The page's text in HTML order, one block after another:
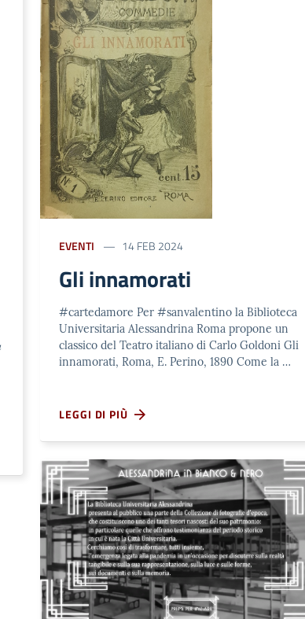
EVENTI 14 FEB 2024
Gli innamorati
#cartedamore Per #sanvalentino la Biblioteca
Universitaria Alessandrina Roma propone un
classico del Teatro italiano di Carlo Goldoni Gli
innamorati, Roma, E. Perino, 1890 Come la …
LEGGI DI PIÙ